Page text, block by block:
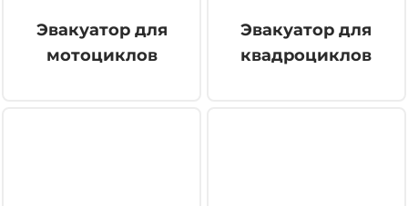
Эвакуатор для
мотоциклов
Эвакуатор для
квадроциклов